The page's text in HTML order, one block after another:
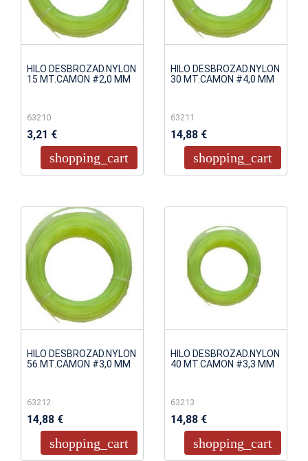
HILO DESBROZAD.NYLON
15 MT.CAMON #2,0 MM
63210
3,21 €
shopping_cart
HILO DESBROZAD.NYLON
30 MT.CAMON #4,0 MM
63211
14,88 €
shopping_cart
HILO DESBROZAD.NYLON
56 MT.CAMON #3,0 MM
63212
14,88 €
shopping_cart
HILO DESBROZAD.NYLON
40 MT.CAMON #3,3 MM
63213
14,88 €
shopping_cart